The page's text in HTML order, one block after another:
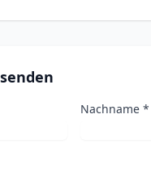
Nachname *